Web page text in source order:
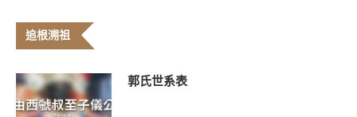
追根溯祖
郭氏世系表